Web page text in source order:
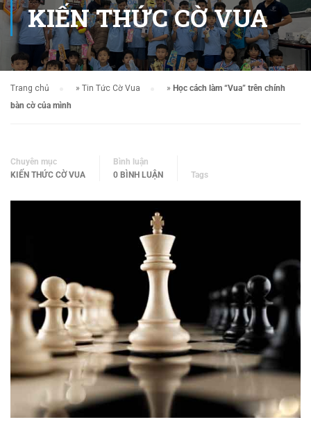
KIẾN THỨC CỜ VUA
Trang chủ » Tin Tức Cờ Vua » Học cách làm “Vua” trên chính
bàn cờ của mình
Chuyên mục
KIẾN THỨC CỜ VUA
Bình luận
0 BÌNH LUẬN
Tags